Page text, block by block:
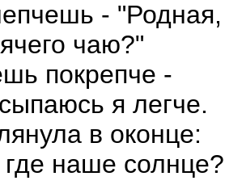
- "Родная,
чаю?"
покрепче -
я легче.
в оконце:
наше